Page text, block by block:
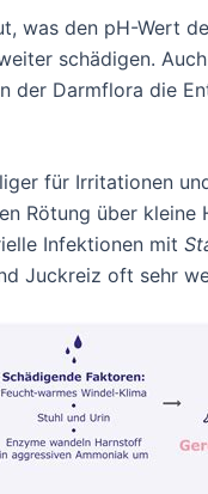
was den pH-Wert
schädigen.
der Darmflora die
für Irritationen
Rötung über
Infektionen mit
Juckreiz oft sehr